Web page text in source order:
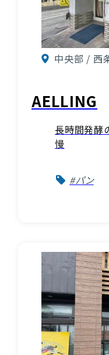
中央部 / 西
AELLING
長時間発酵
慢
#パン